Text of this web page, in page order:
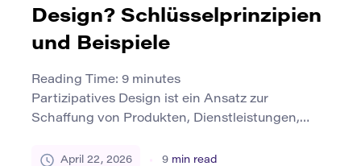
Design? Schlüsselprinzipien
und Beispiele
Reading Time: 9 minutes
Partizipatives Design ist ein Ansatz zur
Schaffung von Produkten, Dienstleistungen,
Endergebnis betroffenen Personen an der
April 22, 2026 9 min read